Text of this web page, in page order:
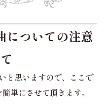
についての注意
と思いますので、ここで
単にさせて頂きます。